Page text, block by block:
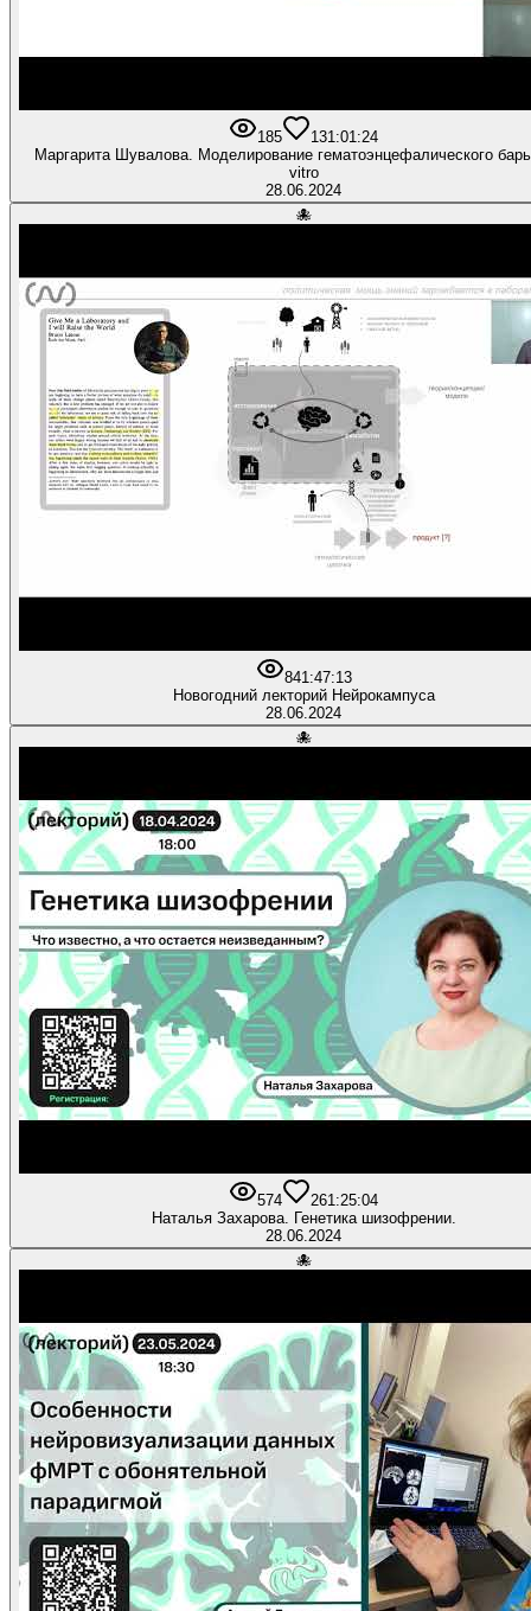
185 131:01:24
Маргарита Шувалова. Моделирование гематоэнцефалического
vitro
28.06.2024
🐙
841:47:13
Новогодний лекторий Нейрокампуса
28.06.2024
🐙
574 261:25:04
Наталья Захарова. Генетика шизофрении.
28.06.2024
🐙